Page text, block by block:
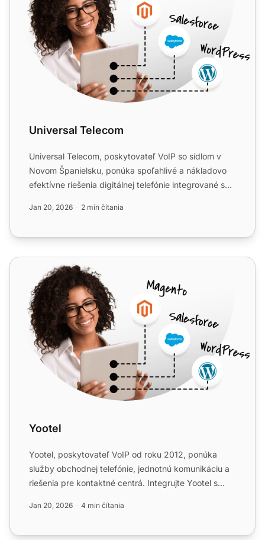
Universal Telecom
Universal Telecom, poskytovateľ VoIP so sídlom v
Novom Španielsku, ponúka spoľahlivé a nákladovo
efektívne riešenia digitálnej telefónie integrované s
Jan 20, 2026 2 min čítania
Yootel
Yootel
Yootel, poskytovateľ VoIP od roku 2012, ponúka
služby obchodnej telefónie, jednotnú komunikáciu a
riešenia pre kontaktné centrá. Integrujte Yootel s
Jan 20, 2026 4 min čítania